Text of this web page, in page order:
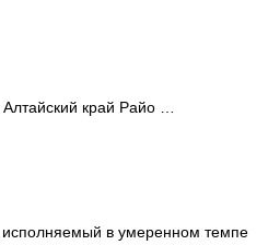
край Райо …
в умеренном темпе